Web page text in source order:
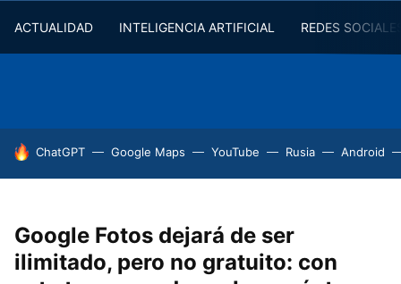
ACTUALIDAD INTELIGENCIA ARTIFICIAL REDES
HOY SE HABLA DE
ChatGPT Google Maps YouTube Rusia Android
Google Fotos dejará de ser
ilimitado, pero no gratuito: con